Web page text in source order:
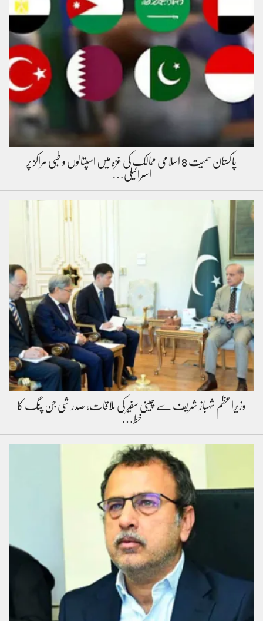
پاکستان سمیت 8 اسلامی ممالک کی غزہ میں اسپتالوں و طبی مراکز پر
اسرائیلی…
وزیراعظم شہباز شریف سے چینی سفیر کی ملاقات، صدر شی جن پنگ کا
خط…